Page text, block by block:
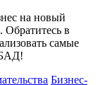
на новый
в
самые
Бизнес-